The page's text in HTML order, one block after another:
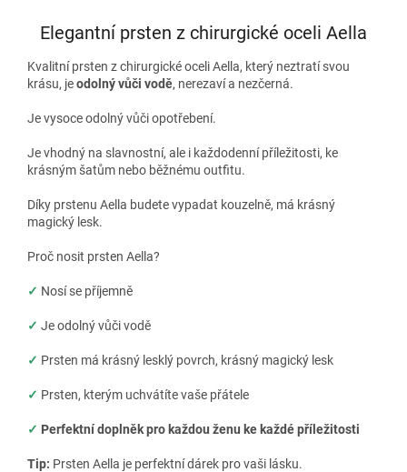
Elegantní prsten z chirurgické oceli Aella
Kvalitní prsten z chirurgické oceli Aella, který neztratí svou
krásu, jeodolný vůči vodě, nerezaví a nezčerná.
Je vysoce odolný vůči opotřebení.
Je vhodný na slavnostní, ale i každodenní příležitosti, ke
krásným šatům nebo běžnému outfitu.
Díky prstenu Aella budete vypadat kouzelně, má krásný
magický lesk.
Proč nosit prsten Aella?
✓ Nosí se příjemně
✓ Je odolný vůči vodě
✓ Prsten má krásný lesklý povrch, krásný magický lesk
✓ Prsten, kterým uchvátíte vaše přátele
✓ Perfektní doplněk pro každou ženu ke každé příležitosti
Tip: Prsten Aella je perfektní dárek pro vaši lásku.